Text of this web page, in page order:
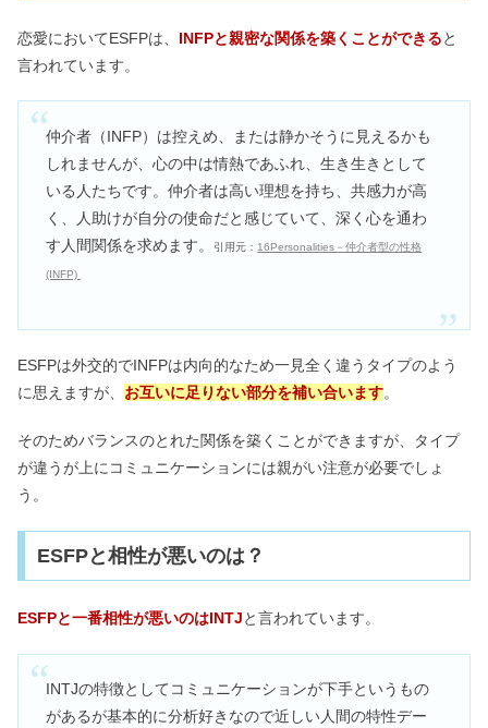
恋愛においてESFPは、 INFPと親密な関係を築くことができると
言われています。
仲介者（INFP）は控えめ、または静かそうに見えるかも
しれませんが、心の中は情熱であふれ、生き生きとして
いる人たちです。仲介者は高い理想を持ち、共感力が高
く、人助けが自分の使命だと感じていて、深く心を通わ
す人間関係を求めます。
引用元： 16Personalities－仲介者型の性格
(INFP)
ESFPは外交的でINFPは内向的なため一見全く違うタイプのよう
に思えますが、 お互いに足りない部分を補い合います。
そのためバランスのとれた関係を築くことができますが、タイプ
が違うが上にコミュニケーションには親がい注意が必要でしょ
う。
ESFPと相性が悪いのは？
ESFPと一番相性が悪いのはINTJと言われています。
INTJの特徴としてコミュニケーションが下手というもの
があるが基本的に分析好きなので近しい人間の特性デー